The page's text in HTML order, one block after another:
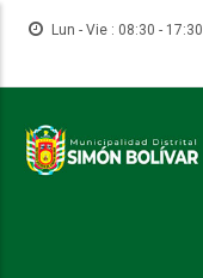
Pasar
contenido
Lun - Vie : 08:30 - 17:30